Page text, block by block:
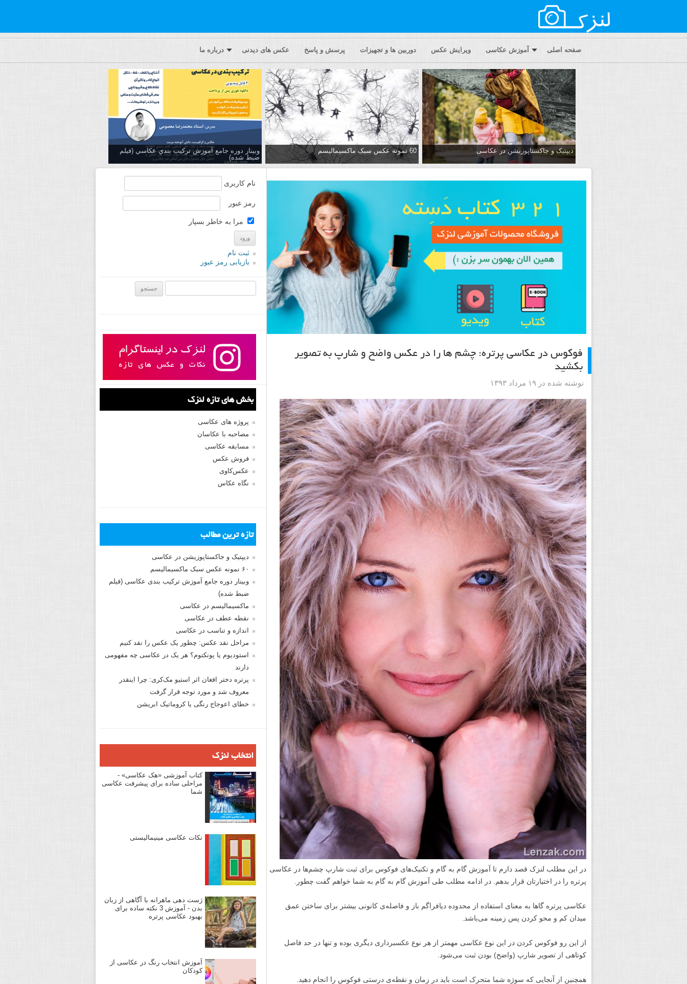
صفحه اصلی آموزش عکاسی ویرایش عکس دوربین ها و تجهیزات پرسش و پاسخ عکس های دیدنی درباره ما
دیپتیک و جاکستا‌پوزیشن در عکاسی 60 نمونه عکس سبک ماکسیمالیسم
وبینار دوره جامع آموزش تركيب بندي عكاسي (فیلم
ضبط شده)
فوکوس در عکاسی پرتره: چشم ها را در عکس واضح و شارپ به تصویر
بکشید
نوشته شده در ۱۹ مرداد ۱۳۹۳
در این مطلب لنزک قصد دارم تا آموزش گام به گام و تکنیک‌های فوکوس برای ثبت شارپ چشم‌ها در عکاسی
پرتره را در اختیارتان قرار بدهم. در ادامه مطلب طی آموزش گام به گام به شما خواهم گفت چطور.
عکاسی پرتره گاها به معنای استفاده از محدوده دیافراگم باز و فاصله‌ی کانونی بیشتر برای ساختن عمق
میدان کم و محو کردن پس زمینه می‌باشد.
از این رو فوکوس کردن در این نوع عکاسی مهمتر از هر نوع عکسبرداری دیگری بوده و تنها در حد فاصل
کوتاهی از تصویر شارپ (واضح) بودن ثبت می‌شود.
همچنین از آنجایی که سوژه شما متحرک است باید در زمان و نقطه‌ی درستی فوکوس را انجام دهید.
نام کاربری
رمز عبور
مرا به خاطر بسپار
ثبت نام
بازیابی رمز عبور
بخش های تازه لنزک
پروژه های عکاسی
مصاحبه با عکاسان
مسابقه عکاسی
فروش عکس
عکس‌کاوی
نگاه عکاس
تازه ترین مطالب
دیپتیک و جاکستا‌پوزیشن در عکاسی
۶۰ نمونه عکس سبک ماکسیمالیسم
وبینار دوره جامع آموزش ترکیب بندی عکاسی (فیلم
ضبط شده)
ماکسیمالیسم در عکاسی
نقطه عطف در عکاسی
اندازه و تناسب در عکاسی
مراحل نقد عکس: چطور یک عکس را نقد کنیم
استودیوم یا پونکتوم؟ هر یک در عکاسی چه مفهومی
دارند
پرتره دختر افغان اثر استیو مک‌کری: چرا اینقدر
معروف شد و مورد توجه قرار گرفت
خطای اعوجاج رنگی یا کروماتیک ابریشن
انتخاب لنزک
کتاب آموزشی «هک عکاسی» -
مراحلی ساده برای پیشرفت عکاسی
شما
نکات عکاسی مینیمالیستی
ژست دهی ماهرانه با آگاهی از زبان
بدن - آموزش 3 نکته ساده برای
بهبود عکاسی پرتره
آموزش انتخاب رنگ در عکاسی از
کودکان